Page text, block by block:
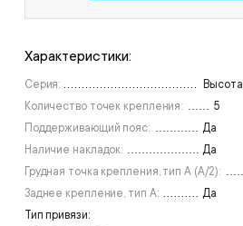
Характеристики:
Серия:
Высота
Количество точек крепления:
5
Поддерживающий пояс:
Да
Наличие накладок:
Да
Грудная точка крепления, тип А (А/2):
Заднее крепление, тип А:
Да
Тип привязи: